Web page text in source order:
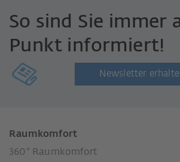
So sind Sie immer
Punkt informiert!
Newsletter
Raumkomfort
360° Raumkomfort